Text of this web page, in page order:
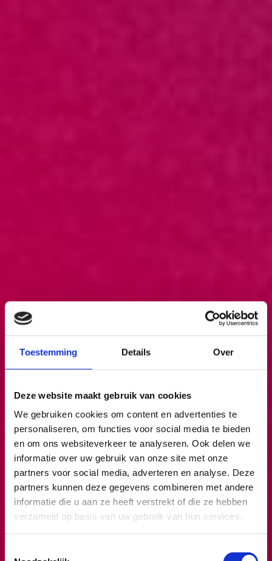
Toestemming Details Over
Deze website maakt gebruik van cookies
We gebruiken cookies om content en advertenties te
personaliseren, om functies voor social media te bieden
en om ons websiteverkeer te analyseren. Ook delen we
informatie over uw gebruik van onze site met onze
partners voor social media, adverteren en analyse. Deze
partners kunnen deze gegevens combineren met andere
informatie die u aan ze heeft verstrekt of die ze hebben
verzameld op basis van uw gebruik van hun services.